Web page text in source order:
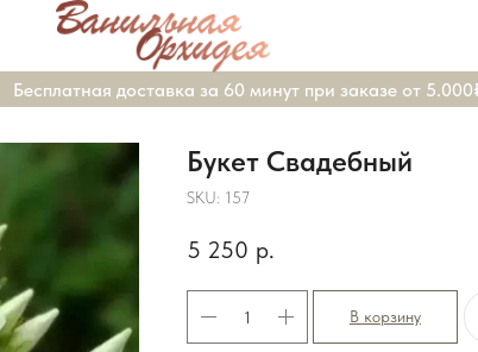
Бесплатная доставка за 60 минут при заказе от 5.000₽
Букет Свадебный
SKU: 157
5 250 р.
В корзину